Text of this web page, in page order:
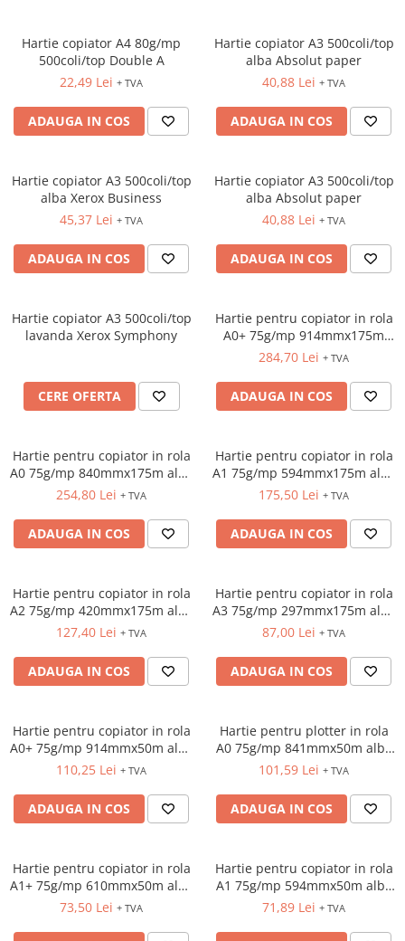
PLICURI PENTRU CORESPONDENTA,
DOCUMENTE & SPECIALE
ETICHETE AUTOADEZIVE
CUBURI DIN HARTIE & CUBURI
NOTES
PERFORATOARE
CAPSATOARE & DECAPSATOARE
CAPSE & SUPORTURI
TAVITE & SUPORT PENTRU
SUPORT ACCESORII PENTRU SCRIS
BANDA ADEZIVA & DISPENCERE
FOARFECI
CUTTERE
TUS/TUSIRE & STAMPILE
INSTRUMENTE DE SCRIS &
CORECTURA
INSTRUMENTE DE SCRIS DE
CALITATE SUPERIOARA
PIXURI CU MECANISM
PIXURI FARA MECANISM
MARKERE CU VOPSEA
MARKERE SPECIALE
TEXTMARKERE
CREIOANE MECANICE & REZERVE
CREIOANE CLASICE & ASCUTITORI
INSTRUMENTE PENTRU
COMUNICARE & PREZENTARE
FLIPCHART
SISTEME DE AFISARE SI DE
Hartie copiator A4 80g/mp
500coli/top Double A
22,49 Lei + TVA
ADAUGA IN COS
Hartie copiator A3 500coli/top
alba Absolut paper
40,88 Lei + TVA
ADAUGA IN COS
Hartie copiator A3 500coli/top
alba Xerox Business
45,37 Lei + TVA
ADAUGA IN COS
Hartie copiator A3 500coli/top
alba Absolut paper
40,88 Lei + TVA
ADAUGA IN COS
Hartie copiator A3 500coli/top
lavanda Xerox Symphony
CERE OFERTA
Hartie pentru copiator in rola
A0+ 75g/mp 914mmx175m
alba Xerox
284,70 Lei + TVA
ADAUGA IN COS
Hartie pentru copiator in rola
A0 75g/mp 840mmx175m alba
Xerox
254,80 Lei + TVA
ADAUGA IN COS
Hartie pentru copiator in rola
A1 75g/mp 594mmx175m alba
Xerox
175,50 Lei + TVA
ADAUGA IN COS
Hartie pentru copiator in rola
A2 75g/mp 420mmx175m alba
Xerox
127,40 Lei + TVA
ADAUGA IN COS
Hartie pentru copiator in rola
A3 75g/mp 297mmx175m alba
Xerox
87,00 Lei + TVA
ADAUGA IN COS
Hartie pentru copiator in rola
A0+ 75g/mp 914mmx50m alba
Xerox
110,25 Lei + TVA
ADAUGA IN COS
Hartie pentru plotter in rola
A0 75g/mp 841mmx50m alba
Xerox
101,59 Lei + TVA
ADAUGA IN COS
Hartie pentru copiator in rola
A1+ 75g/mp 610mmx50m alba
Xerox
73,50 Lei + TVA
Hartie pentru copiator in rola
A1 75g/mp 594mmx50m alba
Xerox
71,89 Lei + TVA